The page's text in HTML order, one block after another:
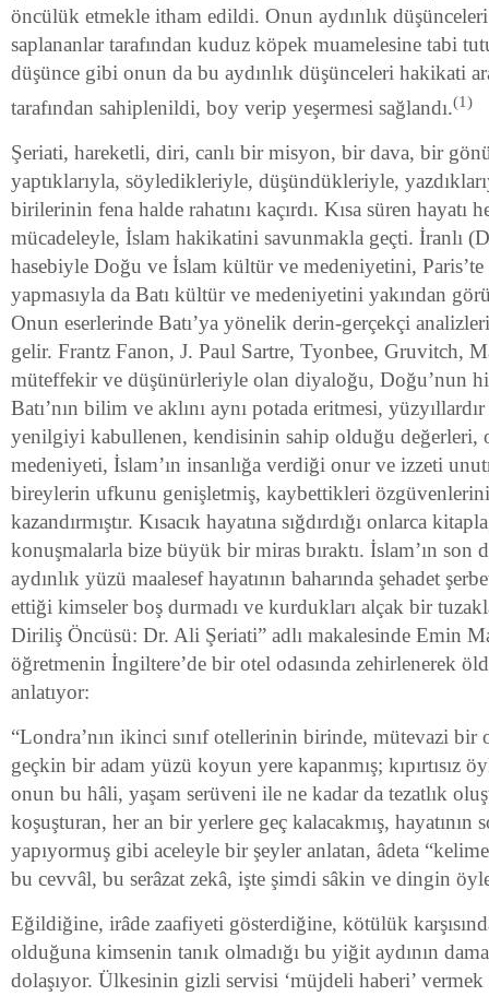
öncülük etmekle itham edildi. Onun aydınlık düşünceleri
saplananlar tarafından kuduz köpek muamelesine tabi
düşünce gibi onun da bu aydınlık düşünceleri hakikati
tarafından sahiplenildi, boy verip yeşermesi sağlandı.(1)
Şeriati, hareketli, diri, canlı bir misyon, bir dava, bir
yaptıklarıyla, söyledikleriyle, düşündükleriyle,
birilerinin fena halde rahatını kaçırdı. Kısa süren hayatı
mücadeleyle, İslam hakikatini savunmakla geçti. İranlı
hasebiyle Doğu ve İslam kültür ve medeniyetini, Paris’te
yapmasıyla da Batı kültür ve medeniyetini yakından
Onun eserlerinde Batı’ya yönelik derin-gerçekçi
gelir. Frantz Fanon, J. Paul Sartre, Tyonbee, Gruvitch,
müteffekir ve düşünürleriyle olan diyaloğu, Doğu’nun
Batı’nın bilim ve aklını aynı potada eritmesi, yüzyıllardır
yenilgiyi kabullenen, kendisinin sahip olduğu değerleri,
medeniyeti, İslam’ın insanlığa verdiği onur ve izzeti
bireylerin ufkunu genişletmiş, kaybettikleri
kazandırmıştır. Kısacık hayatına sığdırdığı onlarca
konuşmalarla bize büyük bir miras bıraktı. İslam’ın son
aydınlık yüzü maalesef hayatının baharında şehadet
ettiği kimseler boş durmadı ve kurdukları alçak bir
Diriliş Öncüsü: Dr. Ali Şeriati” adlı makalesinde Emin
öğretmenin İngiltere’de bir otel odasında zehirlenerek
anlatıyor:
“Londra’nın ikinci sınıf otellerinin birinde, mütevazi bir
geçkin bir adam yüzü koyun yere kapanmış; kıpırtısız
onun bu hâli, yaşam serüveni ile ne kadar da tezatlık
koşuşturan, her an bir yerlere geç kalacakmış, hayatının
yapıyormuş gibi aceleyle bir şeyler anlatan, âdeta
bu cevvâl, bu serâzat zekâ, işte şimdi sâkin ve dingin
Eğildiğine, irâde zaafiyeti gösterdiğine, kötülük
olduğuna kimsenin tanık olmadığı bu yiğit aydının
dolaşıyor. Ülkesinin gizli servisi ‘müjdeli haberi’